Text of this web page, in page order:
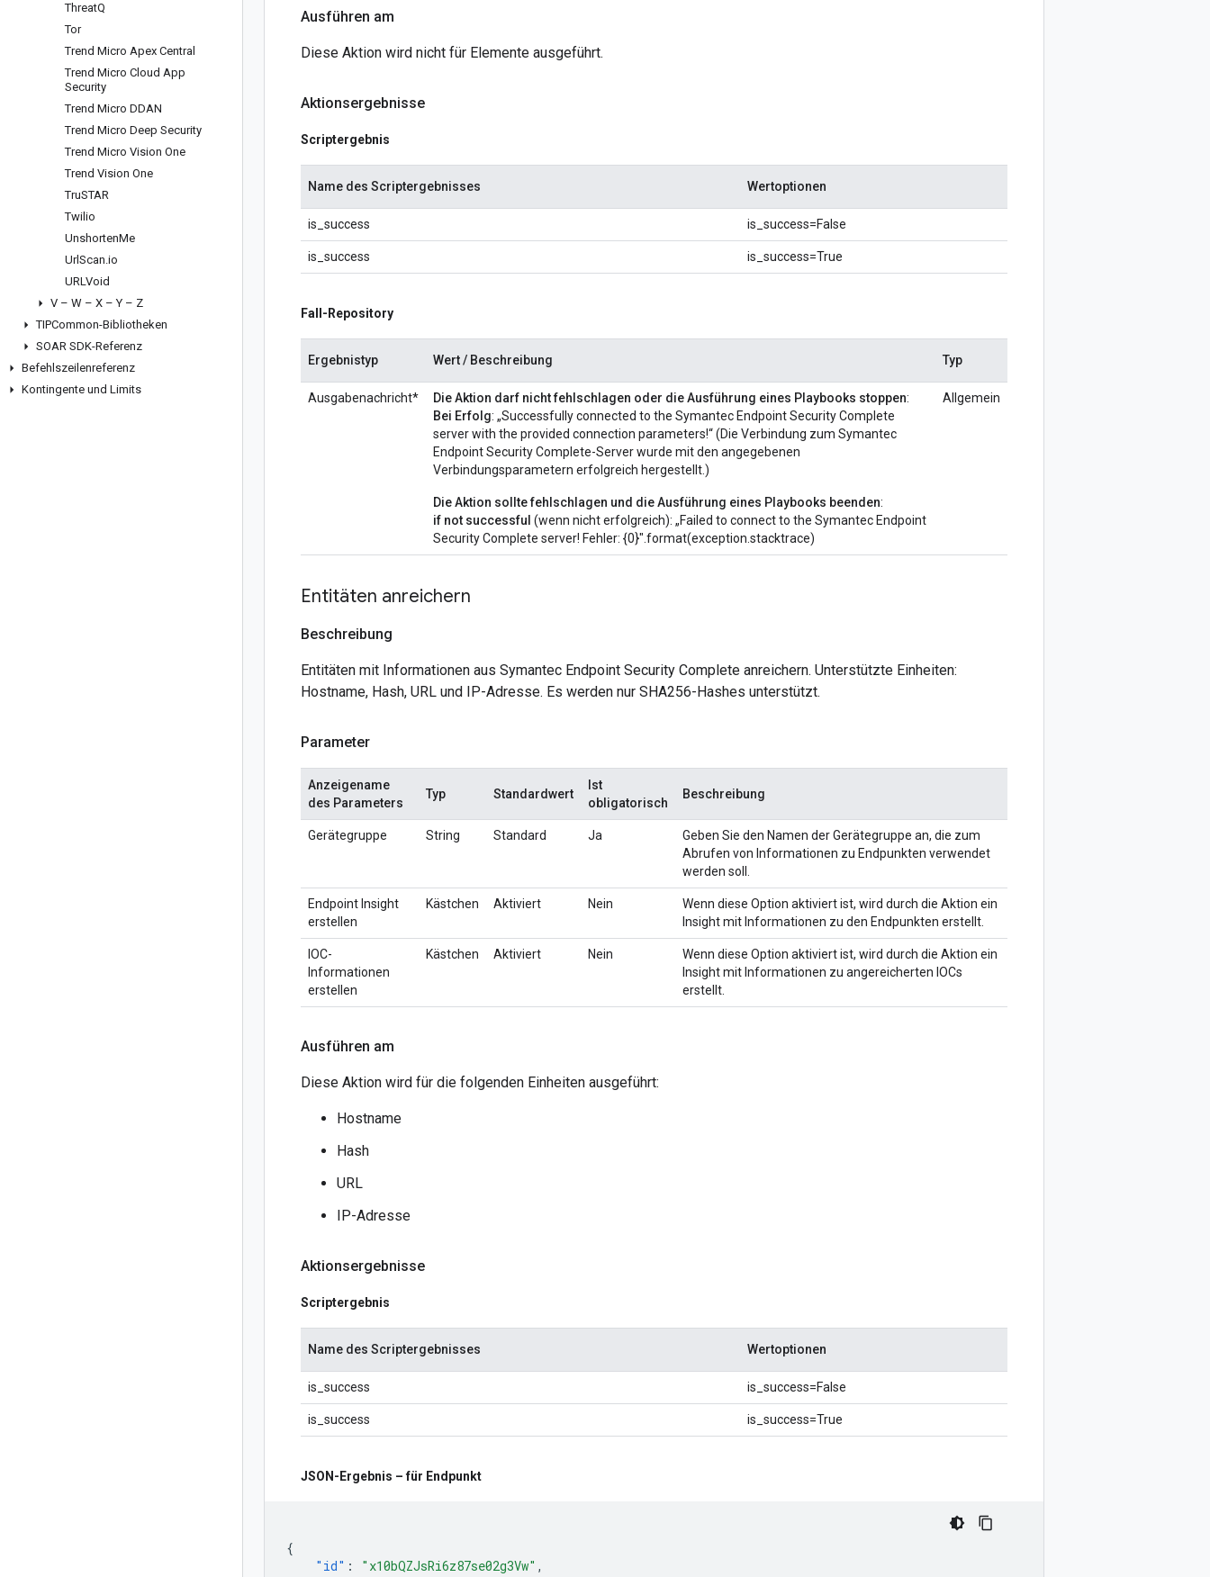
ThreatQ
Tor
Trend Micro Apex Central
Trend Micro Cloud App
Security
Trend Micro DDAN
Trend Micro Deep Security
Trend Micro Vision One
Trend Vision One
TruSTAR
Twilio
UnshortenMe
UrlScan.io
URLVoid
V – W – X – Y – Z
TIPCommon-Bibliotheken
SOAR SDK-Referenz
Befehlszeilenreferenz
Kontingente und Limits
Ausführen am
Diese Aktion wird nicht für Elemente ausgeführt.
Aktionsergebnisse
Scriptergebnis
Name des Scriptergebnisses Wertoptionen
is_success is_success=False
is_success is_success=True
Fall-Repository
Ergebnistyp Wert / Beschreibung Typ
Ausgabenachricht* Die Aktion darf nicht fehlschlagen oder die Ausführung eines Playbooks stoppen:
Bei Erfolg: „Successfully connected to the Symantec Endpoint Security Complete
server with the provided connection parameters!“ (Die Verbindung zum Symantec
Endpoint Security Complete-Server wurde mit den angegebenen
Verbindungsparametern erfolgreich hergestellt.)
Die Aktion sollte fehlschlagen und die Ausführung eines Playbooks beenden:
if not successful (wenn nicht erfolgreich): „Failed to connect to the Symantec Endpoint
Security Complete server! Fehler: {0}".format(exception.stacktrace)
Allgemein
Entitäten anreichern
Beschreibung
Entitäten mit Informationen aus Symantec Endpoint Security Complete anreichern. Unterstützte Einheiten:
Hostname, Hash, URL und IP-Adresse. Es werden nur SHA256-Hashes unterstützt.
Parameter
Anzeigename
des Parameters
Typ Standardwert
Ist
obligatorisch
Beschreibung
Gerätegruppe String Standard Ja
Geben Sie den Namen der Gerätegruppe an, die zum
Abrufen von Informationen zu Endpunkten verwendet
werden soll.
Endpoint Insight
erstellen
Kästchen Aktiviert Nein
Wenn diese Option aktiviert ist, wird durch die Aktion ein
Insight mit Informationen zu den Endpunkten erstellt.
IOC-
Informationen
erstellen
Kästchen Aktiviert Nein
Wenn diese Option aktiviert ist, wird durch die Aktion ein
Insight mit Informationen zu angereicherten IOCs
erstellt.
Ausführen am
Diese Aktion wird für die folgenden Einheiten ausgeführt:
Hostname
Hash
URL
IP-Adresse
Aktionsergebnisse
Scriptergebnis
Name des Scriptergebnisses Wertoptionen
is_success is_success=False
is_success is_success=True
JSON-Ergebnis – für Endpunkt
{
"id" : "x10bQZJsRi6z87se02g3Vw" ,